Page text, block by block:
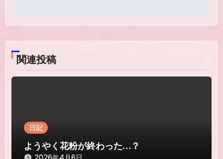
稿
ナ
ビ
ゲ
ョ
ン
関連投稿
日記
ようやく花粉が終わった…？